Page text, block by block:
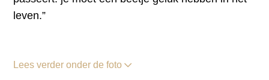
leven.”
Lees verder onder de foto